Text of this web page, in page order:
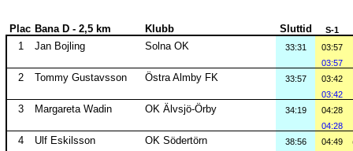
Plac Bana D - 2,5 km Klubb Sluttid S-1
1 Jan Bojling Solna OK 33:31
03:57
03:57
2 Tommy Gustavsson Östra Almby FK 33:57
03:42
03:42
3 Margareta Wadin OK Älvsjö-Örby 34:19
04:28
04:28
4 Ulf Eskilsson OK Södertörn 38:56 04:49